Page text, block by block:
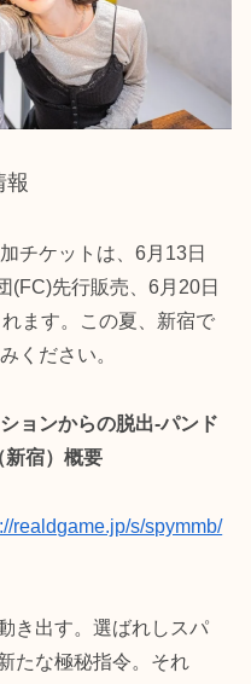
報
チケットは、6月13日
(FC)先行販売、6月20日
ます。この夏、新宿で
ください。
ョンからの脱出-パンド
新宿）概要
realdgame.jp/s/spymmb/
き出す。選ばれしスパ
たな極秘指令。それ